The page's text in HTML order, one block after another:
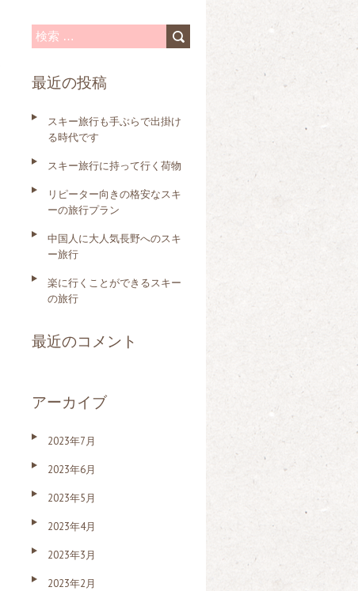
検
:最近の投稿
スキー旅行も手ぶらで出掛け
る時代です
スキー旅行に持って行く荷物
リピーター向きの格安なスキ
ーの旅行プラン
中国人に大人気長野へのスキ
ー旅行
楽に行くことができるスキー
の旅行
最近のコメント
アーカイブ
2023年7月
2023年6月
2023年5月
2023年4月
2023年3月
2023年2月